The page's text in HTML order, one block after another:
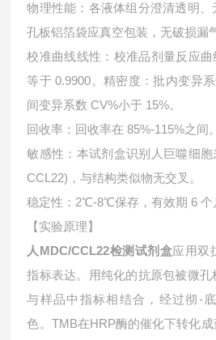
物理性能：各液体组分澄清透明
孔板铝箔袋应真空包装，无破损漏
校准曲线线性：校准品剂量反应
等于 0.9900。精密度：批内变异
间变异系数 CV%小于 15%。
回收率：回收率在 85%-115%之间。
敏感性：本试剂盒识别人巨噬细
CCL22)，与结构类似物无交叉。
稳定性：2℃-8℃保存，有效期 6 个
【实验原理】
人MDC/CCL22检测试剂盒应用双
指标表达。用纯化的抗原包被微
与样品中指标相结合，经过彻-
色。TMB在HRP酶的催化下转化